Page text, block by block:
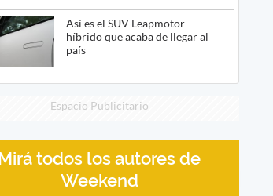
Así es el SUV Leapmotor
híbrido que acaba de llegar al
país
Espacio Publicitario
Mirá todos los autores de
Weekend